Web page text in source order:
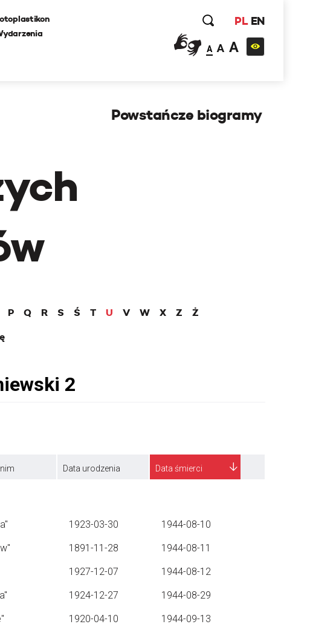
PL EN
A A A
Powstańcze biogramy
P Q R S Ś T U V W X Z
Ż
Data urodzenia Data śmierci
1923-03-30 1944-08-10
1891-11-28 1944-08-11
1927-12-07 1944-08-12
1924-12-27 1944-08-29
1920-04-10 1944-09-13